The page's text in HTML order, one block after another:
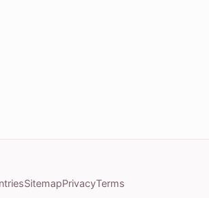
SitemapPrivacyTerms